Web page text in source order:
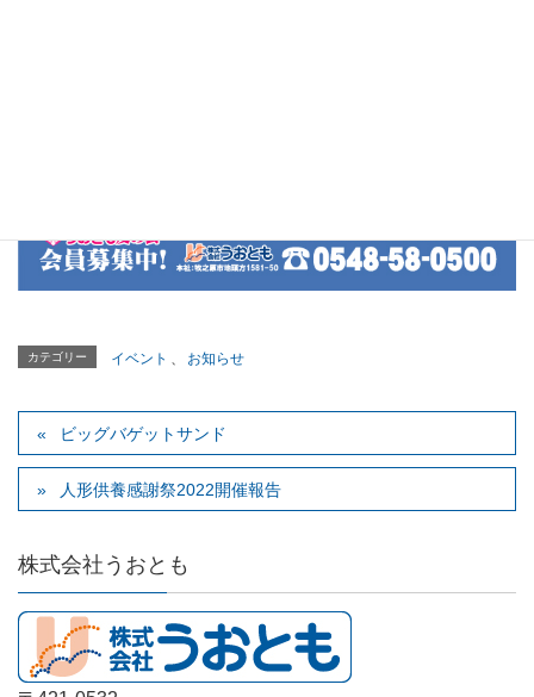
カテゴリー イベント 、 お知らせ
ビッグバゲットサンド
人形供養感謝祭2022開催報告
株式会社うおとも